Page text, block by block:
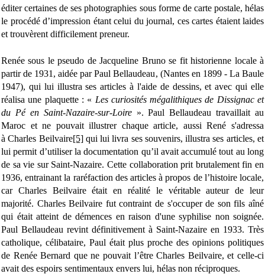
éditer certaines de ses photographies sous forme de carte postale, hélas
le procédé d’impression étant celui du journal, ces cartes étaient laides
et trouvèrent difficilement preneur.
Renée sous le pseudo de Jacqueline Bruno se fit historienne locale à
partir de 1931, aidée par Paul Bellaudeau, (Nantes en 1899 - La Baule
1947), qui lui illustra ses articles à l'aide de dessins, et avec qui elle
réalisa une plaquette : « Les curiosités mégalithiques de Dissignac et
du Pé en Saint-Nazaire-sur-Loire». Paul Bellaudeau travaillait au
Maroc et ne pouvait illustrer chaque article, aussi René s'adressa
à Charles Beilvaire[5]qui lui livra ses souvenirs, illustra ses articles, et
lui permit d’utiliser la documentation qu’il avait accumulé tout au long
de sa vie sur Saint-Nazaire. Cette collaboration prit brutalement fin en
1936, entrainant la raréfaction des articles à propos de l’histoire locale,
car Charles Beilvaire était en réalité le véritable auteur de leur
majorité. Charles Beilvaire fut contraint de s'occuper de son fils aîné
qui était atteint de démences en raison d'une syphilise non soignée.
Paul Bellaudeau revint définitivement à Saint-Nazaire en 1933. Très
catholique, célibataire, Paul était plus proche des opinions politiques
de Renée Bernard que ne pouvait l’être Charles Beilvaire, et celle-ci
avait des espoirs sentimentaux envers lui, hélas non réciproques.